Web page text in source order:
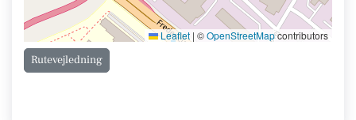
Leaflet | ©OpenStreetMapcontributors
Rutevejledning